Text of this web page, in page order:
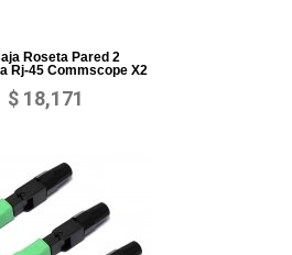
Roseta Pared 2
Rj-45 Commscope X2
$ 18,171